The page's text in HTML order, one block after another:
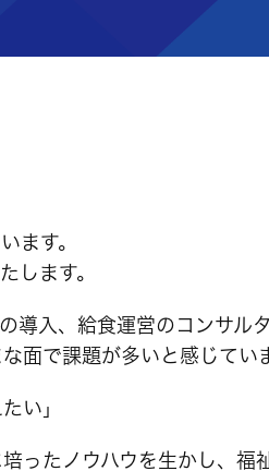
ます。
します。
入、給食運営のコンサル
面で課題が多いと感じてい
い」
ったノウハウを生かし、